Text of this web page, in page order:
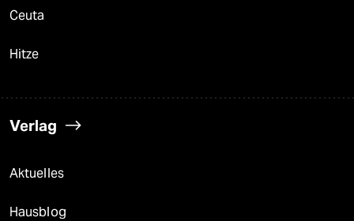
Ceuta
Hitze
Verlag
Aktuelles
Hausblog